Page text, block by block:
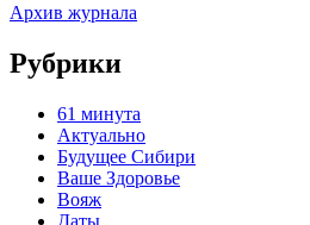
Архив журнала
Рубрики
61 минута
Актуально
Будущее Сибири
Ваше Здоровье
Вояж
Даты